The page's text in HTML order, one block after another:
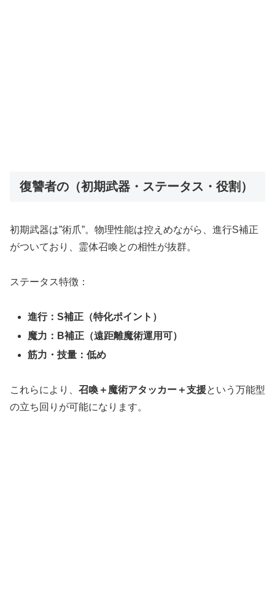
復讐者の（初期武器・ステータス・役割）
初期武器は”術爪”。物理性能は控えめながら、進行S補正
がついており、霊体召喚との相性が抜群。
ステータス特徴：
進行：S補正（特化ポイント）
魔力：B補正（遠距離魔術運用可）
筋力・技量：低め
これらにより、 召喚＋魔術アタッカー＋支援という万能型
の立ち回りが可能になります。